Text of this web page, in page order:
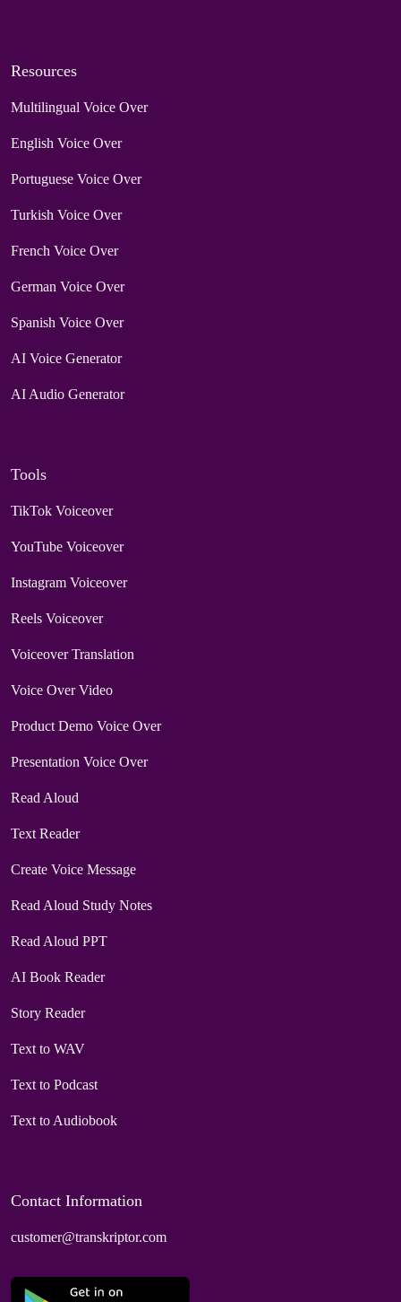
Resources
Multilingual Voice Over
English Voice Over
Portuguese Voice Over
Turkish Voice Over
French Voice Over
German Voice Over
Spanish Voice Over
AI Voice Generator
AI Audio Generator
Tools
TikTok Voiceover
YouTube Voiceover
Instagram Voiceover
Reels Voiceover
Voiceover Translation
Voice Over Video
Product Demo Voice Over
Presentation Voice Over
Read Aloud
Text Reader
Create Voice Message
Read Aloud Study Notes
Read Aloud PPT
AI Book Reader
Story Reader
Text to WAV
Text to Podcast
Text to Audiobook
Contact Information
customer@transkriptor.com